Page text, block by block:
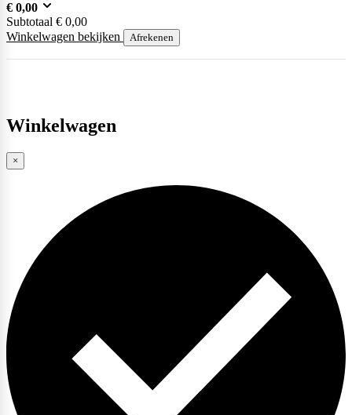
€ 0,00
Subtotaal € 0,00
Winkelwagen bekijken
Afrekenen
Winkelwagen
×